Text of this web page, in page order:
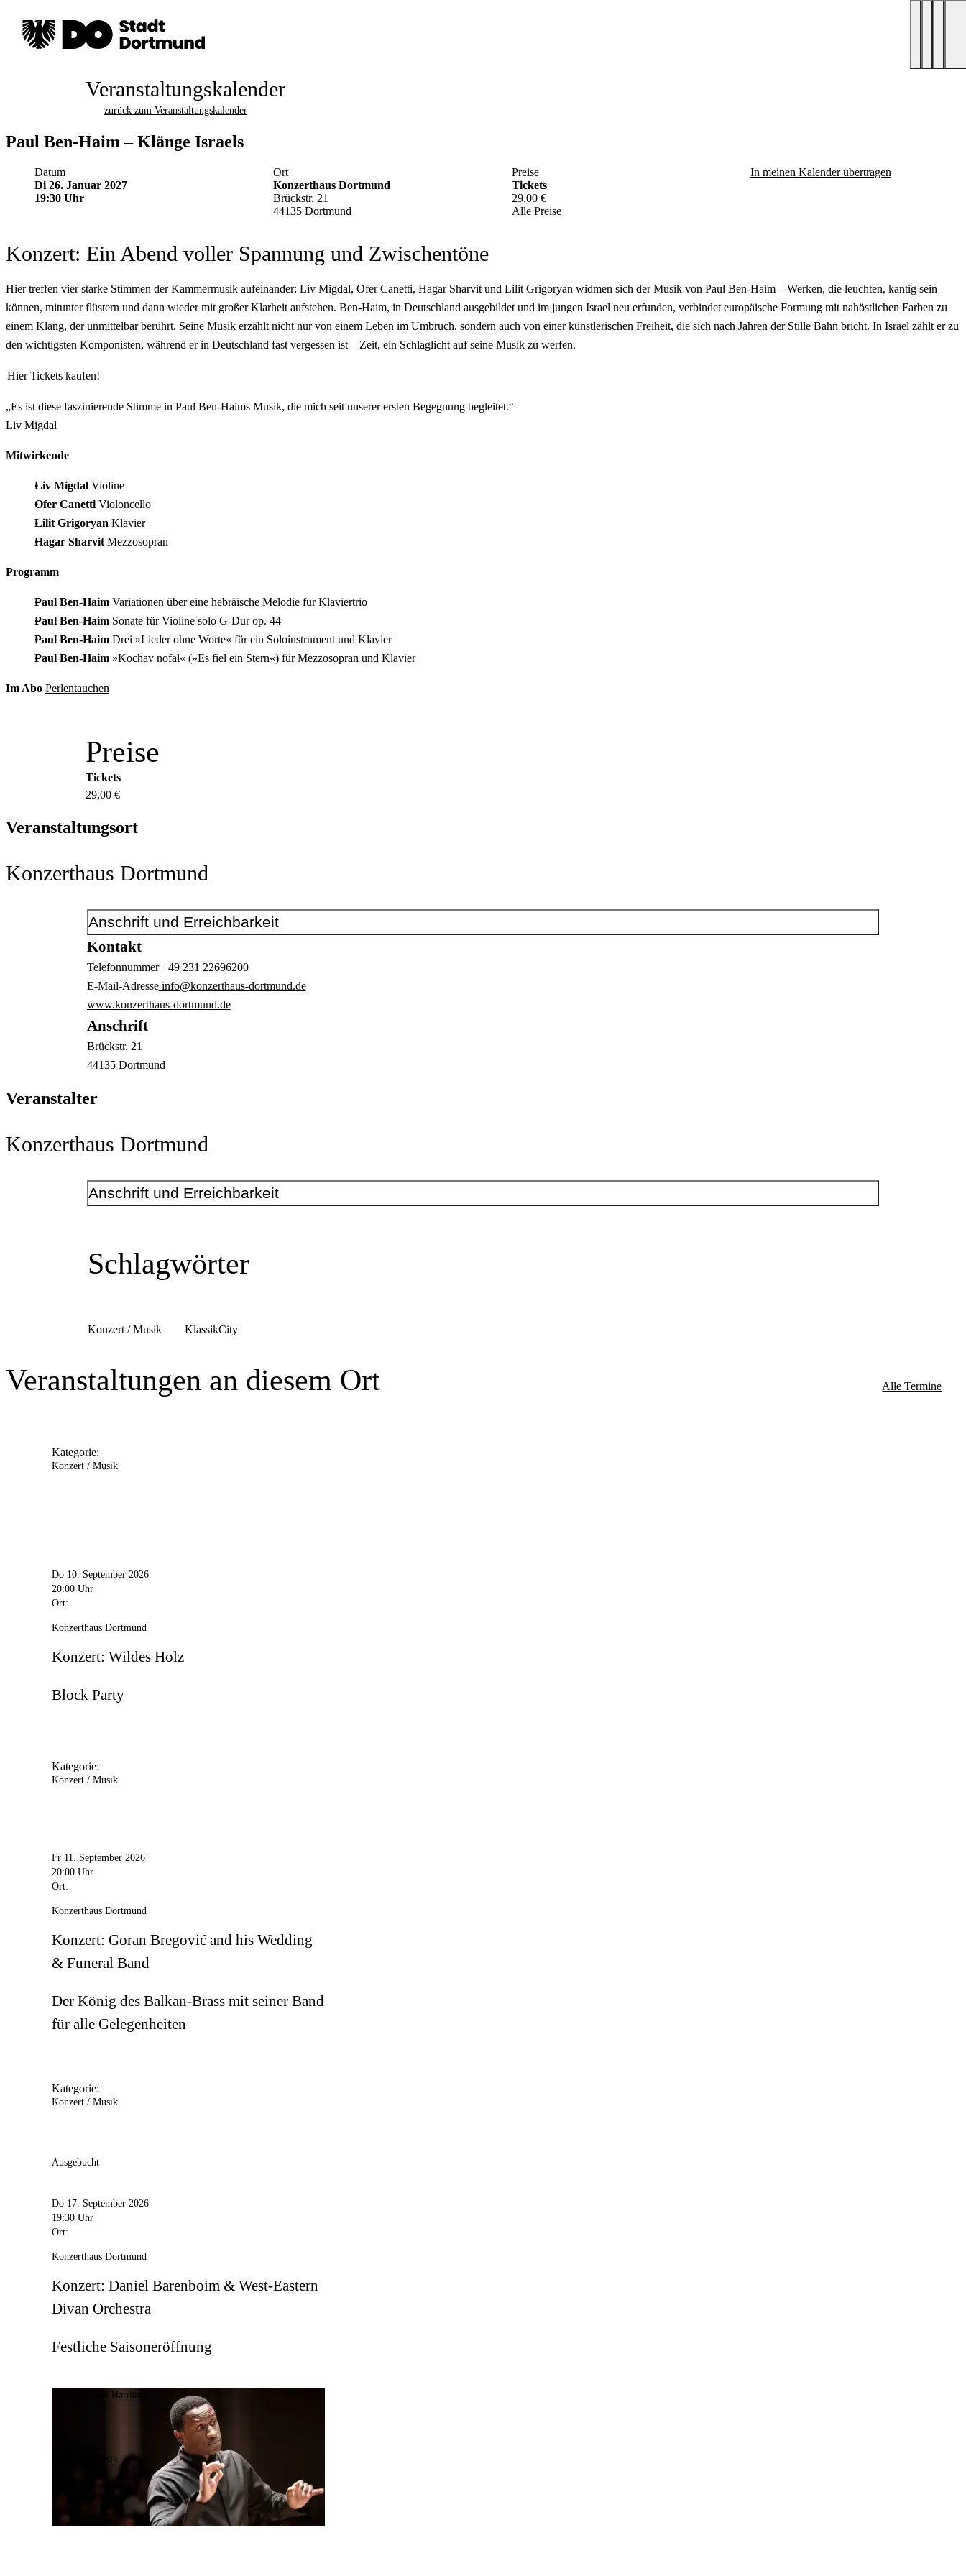
Veranstaltungskalender
zurück zum Veranstaltungskalender
Paul Ben-Haim – Klänge Israels
Datum
Di 26. Januar 2027
19:30 Uhr
Ort
Konzerthaus Dortmund
Brückstr. 21
44135 Dortmund
Preise
Tickets
29,00 €
Alle Preise
In meinen Kalender übertragen
Konzert: Ein Abend voller Spannung und Zwischentöne
Hier treffen vier starke Stimmen der Kammermusik aufeinander: Liv Migdal, Ofer Canetti, Hagar Sharvit und Lilit Grigoryan widmen sich der Musik von Paul Ben-Haim – Werken, die leuchten, kantig sein
können, mitunter flüstern und dann wieder mit großer Klarheit aufstehen. Ben-Haim, in Deutschland ausgebildet und im jungen Israel neu erfunden, verbindet europäische Formung mit nahöstlichen Farben zu
einem Klang, der unmittelbar berührt. Seine Musik erzählt nicht nur von einem Leben im Umbruch, sondern auch von einer künstlerischen Freiheit, die sich nach Jahren der Stille Bahn bricht. In Israel zählt er zu
den wichtigsten Komponisten, während er in Deutschland fast vergessen ist – Zeit, ein Schlaglicht auf seine Musik zu werfen.
Hier Tickets kaufen!
Es ist diese faszinierende Stimme in Paul Ben-Haims Musik, die mich seit unserer ersten Begegnung begleitet.
Liv Migdal​
Mitwirkende
Liv Migdal Violine
Ofer Canetti Violoncello
Lilit Grigoryan Klavier
Hagar Sharvit Mezzosopran
Programm
Paul Ben-Haim Variationen über eine hebräische Melodie für Klaviertrio
Paul Ben-Haim Sonate für Violine solo G-Dur op. 44
Paul Ben-Haim Drei »Lieder ohne Worte« für ein Soloinstrument und Klavier
Paul Ben-Haim »Kochav nofal« (»Es fiel ein Stern«) für Mezzosopran und Klavier
Im Abo Perlentauchen
Preise
Tickets
29,00 €
Veranstaltungsort
Konzerthaus Dortmund
Anschrift und Erreichbarkeit
Kontakt
Telefonnummer+49 231 22696200
E-Mail-Adresseinfo@konzerthaus-dortmund.de
www.konzerthaus-dortmund.de
Anschrift
Brückstr. 21
44135 Dortmund
Veranstalter
Konzerthaus Dortmund
Anschrift und Erreichbarkeit
E-Mail-Adresse
info@konzerthaus-dortmund.de
www.konzerthaus-dortmund.de
44135 Dortmund
Schlagwörter
Konzert / Musik KlassikCity
Veranstaltungen an diesem Ort Alle Termine
Kategorie:
Konzert / Musik
Do 10. September 2026
20:00 Uhr
Ort:
Konzerthaus Dortmund
Konzert: Wildes Holz
Block Party
Kategorie:
Konzert / Musik
Fr 11. September 2026
20:00 Uhr
Ort:
Konzerthaus Dortmund
Konzert: Goran Bregović and his Wedding
& Funeral Band
Der König des Balkan-Brass mit seiner Band
für alle Gelegenheiten
Kategorie:
Konzert / Musik
Ausgebucht
Do 17. September 2026
19:30 Uhr
Ort:
Konzerthaus Dortmund
Konzert: Daniel Barenboim & West-Eastern
Divan Orchestra
Festliche Saisoneröffnung
Michael Harding
Konzert / Musik